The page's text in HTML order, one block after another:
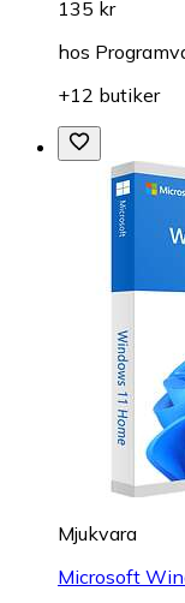
135 kr
hos
+12 butiker
Mjukvara
Microsoft